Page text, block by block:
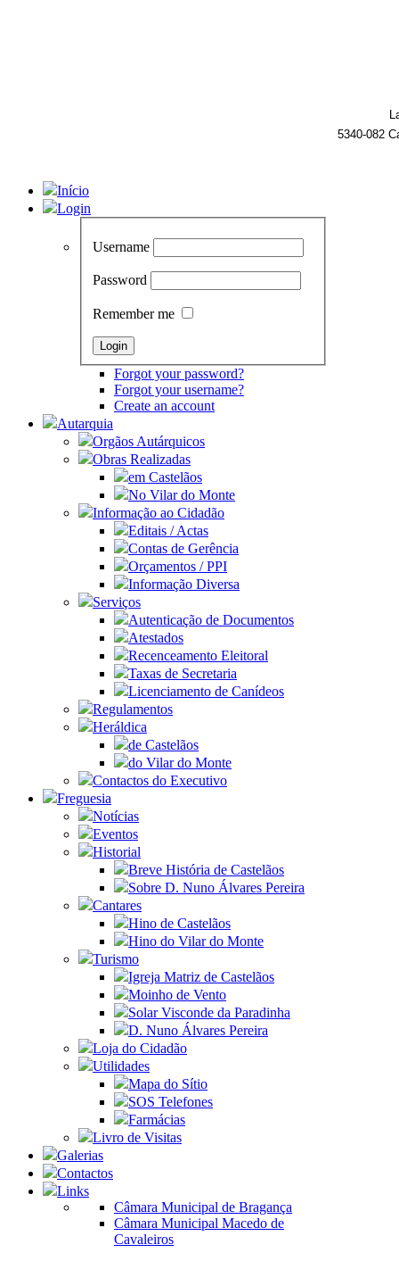
5340-082
Início
Login
Username
Password
Remember me
Forgot your password?
Forgot your username?
Create an account
Autarquia
Orgãos Autárquicos
Obras Realizadas
em Castelãos
No Vilar do Monte
Informação ao Cidadão
Editais / Actas
Contas de Gerência
Orçamentos / PPI
Informação Diversa
Serviços
Autenticação de Documentos
Atestados
Recenceamento Eleitoral
Taxas de Secretaria
Licenciamento de Canídeos
Regulamentos
Heráldica
de Castelãos
do Vilar do Monte
Contactos do Executivo
Freguesia
Notícias
Eventos
Historial
Breve História de Castelãos
Sobre D. Nuno Álvares Pereira
Cantares
Hino de Castelãos
Hino do Vilar do Monte
Turismo
Igreja Matriz de Castelãos
Moinho de Vento
Solar Visconde da Paradinha
D. Nuno Álvares Pereira
Loja do Cidadão
Utilidades
Mapa do Sítio
SOS Telefones
Farmácias
Livro de Visitas
Galerias
Contactos
Links
Câmara Municipal de Bragança
Câmara Municipal Macedo de
Cavaleiros